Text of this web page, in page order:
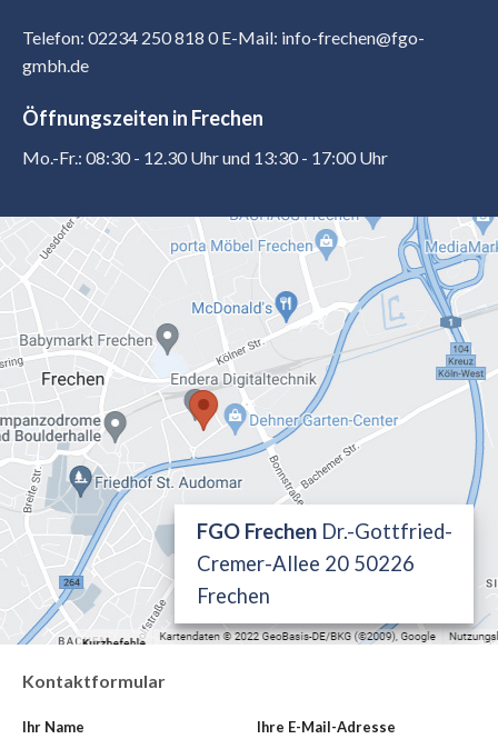
Telefon: 02234 250 818 0 E-Mail: info-frechen@fgo-
gmbh.de
Öffnungszeiten in Frechen
Mo.-Fr.: 08:30 - 12.30 Uhr und 13:30 - 17:00 Uhr
FGO FrechenDr.-Gottfried-
Cremer-Allee 20 50226
Frechen
Kontaktformular
Ihr Name Ihre E-Mail-Adresse